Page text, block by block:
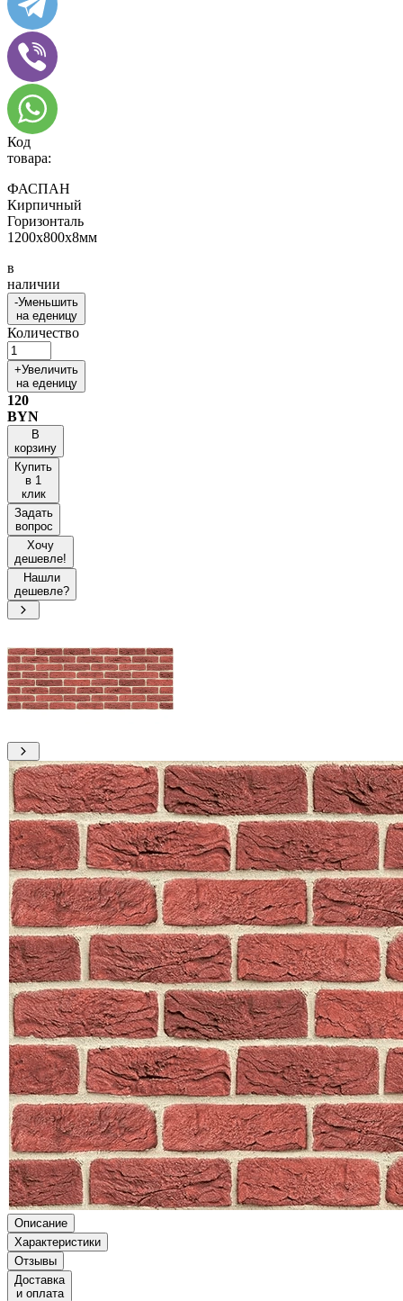
Код
товара:
ФАСПАН
Кирпичный
Горизонталь
1200х800х8мм
в
наличии
-Уменьшить
на еденицу
Количество
+Увеличить
на еденицу
120
BYN
В
корзину
Купить
в 1
клик
Задать
вопрос
Хочу
дешевле!
Нашли
дешевле?
Описание
Характеристики
Отзывы
Доставка
и оплата